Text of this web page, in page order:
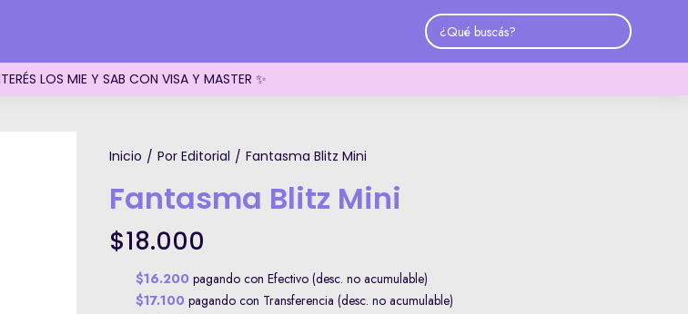
LOS MIE Y SAB CON VISA Y MASTER ✨
Inicio / Por Editorial / Fantasma Blitz Mini
Fantasma Blitz Mini
$18.000
$16.200 pagando con Efectivo (desc. no acumulable)
$17.100 pagando con Transferencia (desc. no acumulable)